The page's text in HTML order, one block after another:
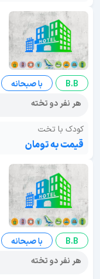
B.B
با صبحانه
هر نفر دو تخته
کودک با تخت
قیمت به تومان
B.B
با صبحانه
هر نفر دو تخته